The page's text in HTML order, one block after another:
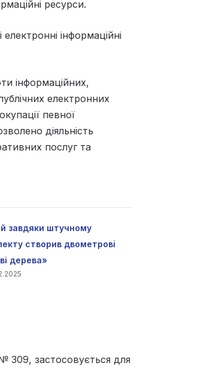
ресурси.
інформаційні
інформаційних,
електронних
певної
діяльність
послуг та
завдяки штучному
створив двометрові
дерева»
309, застосовується для